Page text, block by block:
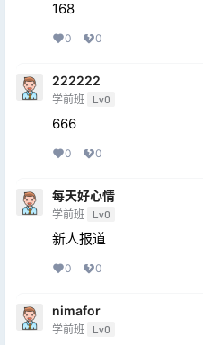
168
0 0
222222
学前班 Lv0
666
0 0
每天好心情
学前班 Lv0
新人报道
0 0
nimafor
学前班 Lv0